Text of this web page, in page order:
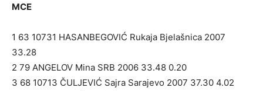
MCE
1 63 10731 HASANBEGOVIĆ Rukaja Bjelašnica 2007
33.28
2 79 ANGELOV Mina SRB 2006 33.48 0.20
3 68 10713 ČULJEVIĆ Sajra Sarajevo 2007 37.30 4.02